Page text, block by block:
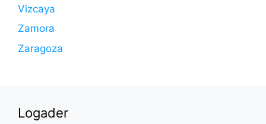
Vizcaya
Zamora
Zaragoza
Logader